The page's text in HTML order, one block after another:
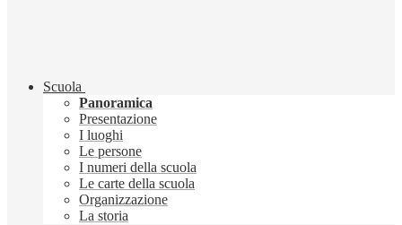
Scuola
Panoramica
Presentazione
I luoghi
Le persone
I numeri della scuola
Le carte della scuola
Organizzazione
La storia